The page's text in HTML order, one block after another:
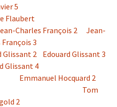
5
Flaubert
Charles François 2
Jean-
3
Glissant 2
Edouard Glissant 3
Glissant 4
Emmanuel Hocquard 2
Tom
2